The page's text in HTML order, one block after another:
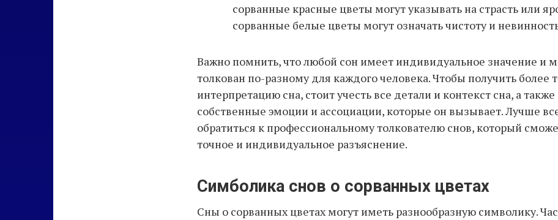
сорванные красные цветы могут указывать на страсть или
сорванные белые цветы могут означать чистоту и
Важно помнить, что любой сон имеет индивидуальное значение и
толкован по-разному для каждого человека. Чтобы получить более
интерпретацию сна, стоит учесть все детали и контекст сна, а также
собственные эмоции и ассоциации, которые он вызывает. Лучше
обратиться к профессиональному толкователю снов, который
точное и индивидуальное разъяснение.
Симболика снов о сорванных цветах
Сны о сорванных цветах могут иметь разнообразную символику.